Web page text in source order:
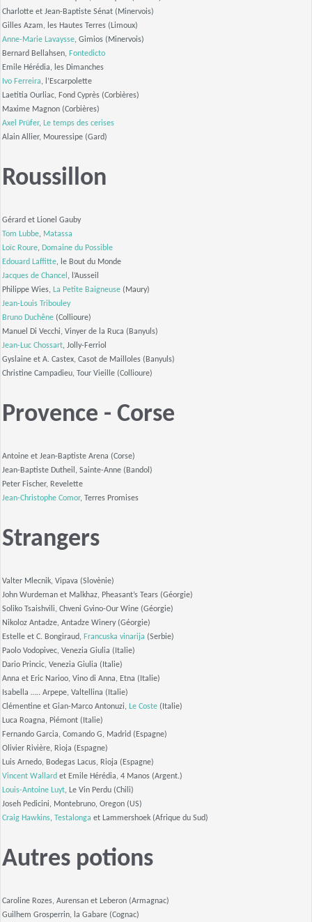
Charlotte et Jean-Baptiste Sénat (Minervois)
Gilles Azam, les Hautes Terres (Limoux)
Anne-Marie Lavaysse, Gimios (Minervois)
Bernard Bellahsen, Fontedicto
Emile Hérédia, les Dimanches
Ivo Ferreira, l’Escarpolette
Laetitia Ourliac, Fond Cyprès (Corbières)
Maxime Magnon (Corbières)
Axel Prüfer, Le temps des cerises
Alain Allier, Mouressipe (Gard)
Roussillon
Gérard et Lionel Gauby
Tom Lubbe, Matassa
Loïc Roure, Domaine du Possible
Edouard Laffitte, le Bout du Monde
Jacques de Chancel , l’Ausseil
Philippe Wies, La Petite Baigneuse (Maury)
Jean-Louis Tribouley
Bruno Duchêne (Collioure)
Manuel Di Vecchi, Vinyer de la Ruca (Banyuls)
Jean-Luc Chossart, Jolly-Ferriol
Gyslaine et A. Castex, Casot de Mailloles (Banyuls)
Christine Campadieu, Tour Vieille (Collioure)
Provence - Corse
Antoine et Jean-Baptiste Arena (Corse)
Jean-Baptiste Dutheil, Sainte-Anne (Bandol)
Peter Fischer, Revelette
Jean-Christophe Comor, Terres Promises
Strangers
Valter Mlecnik, Vipava (Slovènie)
John Wurdeman et Malkhaz, Pheasant’s Tears (Géorgie)
Soliko Tsaishvili, Chveni Gvino-Our Wine (Géorgie)
Nikoloz Antadze, Antadze Winery (Géorgie)
Estelle et C. Bongiraud, Francuska vinarija (Serbie)
Paolo Vodopivec, Venezia Giulia (Italie)
Dario Princic, Venezia Giulia (Italie)
Anna et Eric Narioo, Vino di Anna, Etna (Italie)
Isabella ….. Arpepe, Valtellina (Italie)
Clémentine et Gian-Marco Antonuzi, Le Coste (Italie)
Luca Roagna, Piémont (Italie)
Fernando Garcia, Comando G, Madrid (Espagne)
Olivier Rivière, Rioja (Espagne)
Luis Arnedo, Bodegas Lacus, Rioja (Espagne)
Vincent Wallard et Emile Hérédia, 4 Manos (Argent.)
Louis-Antoine Luyt, Le Vin Perdu (Chili)
Joseh Pedicini, Montebruno, Oregon (US)
Craig Hawkins, Testalonga et Lammershoek (Afrique du Sud)
Autres potions
Caroline Rozes, Aurensan et Leberon (Armagnac)
Guilhem Grosperrin, la Gabare (Cognac)